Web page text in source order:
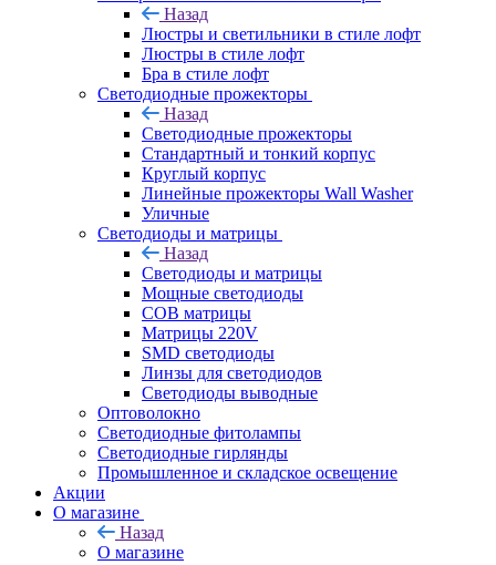
Назад
Люстры и светильники в стиле лофт
Люстры в стиле лофт
Бра в стиле лофт
Светодиодные прожекторы
Назад
Светодиодные прожекторы
Стандартный и тонкий корпус
Круглый корпус
Линейные прожекторы Wall Washer
Уличные
Светодиоды и матрицы
Назад
Светодиоды и матрицы
Мощные светодиоды
COB матрицы
Матрицы 220V
SMD светодиоды
Линзы для светодиодов
Светодиоды выводные
Оптоволокно
Светодиодные фитолампы
Светодиодные гирлянды
Промышленное и складское освещение
Акции
О магазине
Назад
О магазине